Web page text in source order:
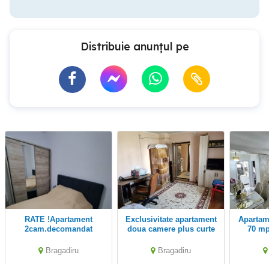
Distribuie anunțul pe
RATE !Apartament
2cam.decomandat
Bragadiru
Exclusivitate apartament
doua camere plus curte
Bragadiru
Apartament cu 2 camere
70